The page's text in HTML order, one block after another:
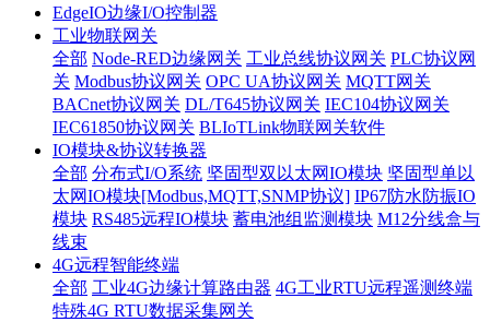
EdgeIO边缘I/O控制器
工业物联网关
全部 Node-RED边缘网关 工业总线协议网关 PLC协议网
关 Modbus协议网关 OPC UA协议网关 MQTT网关
BACnet协议网关 DL/T645协议网关 IEC104协议网关
IEC61850协议网关 BLIoTLink物联网关软件
IO模块&协议转换器
全部 分布式I/O系统 坚固型双以太网IO模块 坚固型单以
太网IO模块[Modbus,MQTT,SNMP协议] IP67防水防振IO
模块 RS485远程IO模块 蓄电池组监测模块 M12分线盒与
线束
4G远程智能终端
全部 工业4G边缘计算路由器 4G工业RTU远程遥测终端
特殊4G RTU数据采集网关